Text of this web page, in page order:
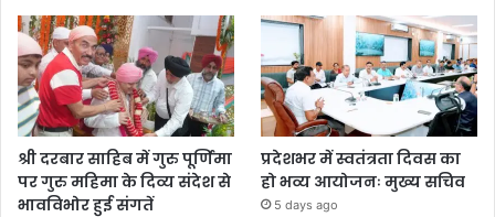
श्री दरबार साहिब में गुरु पूर्णिमा
पर गुरु महिमा के दिव्य संदेश से
भावविभोर हुई संगतें
प्रदेशभर में स्वतंत्रता दिवस का
हो भव्य आयोजनः मुख्य सचिव
5 days ago